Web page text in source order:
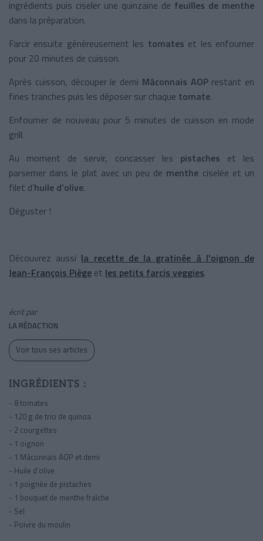
ingrédients puis ciseler une quinzaine de feuilles de menthe
dans la préparation.
Farcir ensuite généreusement les tomates et les enfourner
pour 20 minutes de cuisson.
Après cuisson, découper le demi Mâconnais AOPrestant en
fines tranches puis les déposer sur chaque tomate.
Enfourner de nouveau pour 5 minutes de cuisson en mode
grill.
Au moment de servir, concasser les pistaches et les
parsemer dans le plat avec un peu de menthe ciselée et un
filet d’huile d’olive.
Déguster !
Découvrez aussi la recette de la gratinée à l'oignon de
Jean-François Piège et les petits farcis veggies.
écrit par
LA RÉDACTION
Voir tous ses articles
INGRÉDIENTS :
- 8 tomates
- 120 g de trio de quinoa
- 2 courgettes
- 1 oignon
- 1 Mâconnais AOP et demi
- Huile d’olive
- 1 poignée de pistaches
- 1 bouquet de menthe fraîche
- Sel
- Poivre du moulin